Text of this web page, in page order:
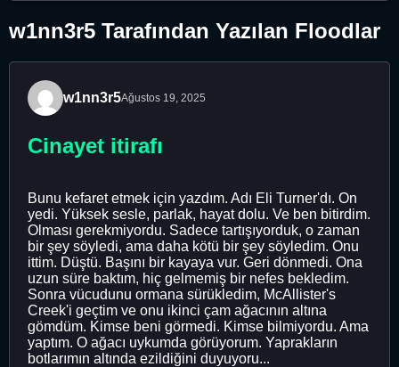
w1nn3r5 Tarafından Yazılan Floodlar
w1nn3r5Ağustos 19, 2025
Cinayet itirafı
Bunu kefaret etmek için yazdım. Adı Eli Turner'dı. On
yedi. Yüksek sesle, parlak, hayat dolu. Ve ben bitirdim.
Olması gerekmiyordu. Sadece tartışıyorduk, o zaman
bir şey söyledi, ama daha kötü bir şey söyledim. Onu
ittim. Düştü. Başını bir kayaya vur. Geri dönmedi. Ona
uzun süre baktım, hiç gelmemiş bir nefes bekledim.
Sonra vücudunu ormana sürükledim, McAllister's
Creek'i geçtim ve onu ikinci çam ağacının altına
gömdüm. Kimse beni görmedi. Kimse bilmiyordu. Ama
yaptım. O ağacı uykumda görüyorum. Yaprakların
botlarımın altında ezildiğini duyuyoru...